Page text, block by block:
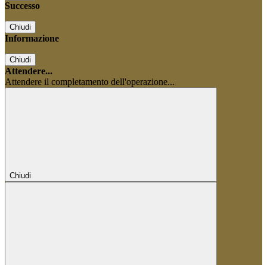
Successo
Chiudi
Informazione
Chiudi
Attendere...
Attendere il completamento dell'operazione...
Chiudi